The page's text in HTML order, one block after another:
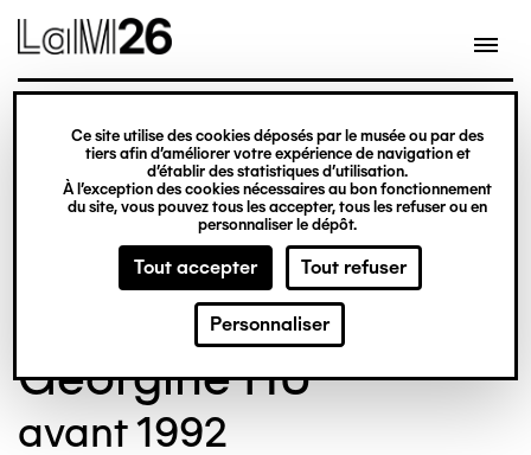
Gestion des cookies
Ce site utilise des cookies déposés par le musée ou par des
tiers afin d’améliorer votre expérience de navigation et
d’établir des statistiques d’utilisation.
À l’exception des cookies nécessaires au bon fonctionnement
du site, vous pouvez tous les accepter, tous les refuser ou en
personnaliser le dépôt.
Tout accepter Tout refuser
Personnaliser
contenu
© Crédit photo : Nicolas Dewitte/LaM Lille
métropole musée d’art moderne d’art
contemporain et d’art brut
Georgine HU
avant 1992